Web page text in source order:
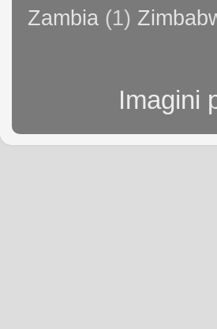
Zambia (1)
Imagini